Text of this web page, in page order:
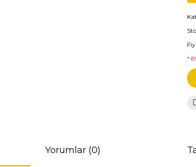
*
Yorumlar (0)